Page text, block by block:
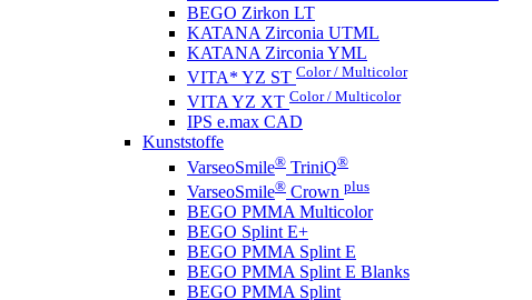
BEGO Zirkon LT
KATANA Zirconia UTML
KATANA Zirconia YML
VITA* YZ ST Color / Multicolor
VITA YZ XT Color / Multicolor
IPS e.max CAD
Kunststoffe
VarseoSmile® TriniQ®
VarseoSmile® Crown plus
BEGO PMMA Multicolor
BEGO Splint E+
BEGO PMMA Splint E
BEGO PMMA Splint E Blanks
BEGO PMMA Splint